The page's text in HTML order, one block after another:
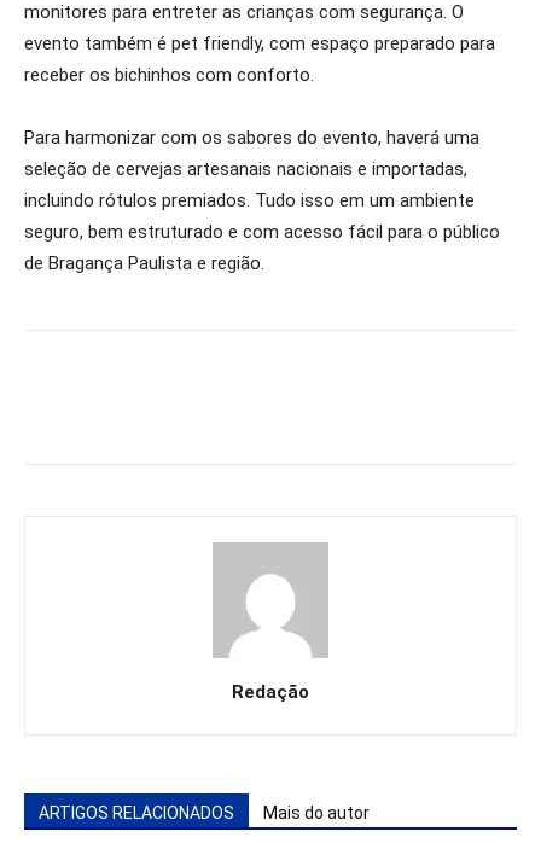
monitores para entreter as crianças com segurança. O
evento também é pet friendly, com espaço preparado para
receber os bichinhos com conforto.
Para harmonizar com os sabores do evento, haverá uma
seleção de cervejas artesanais nacionais e importadas,
incluindo rótulos premiados. Tudo isso em um ambiente
seguro, bem estruturado e com acesso fácil para o público
de Bragança Paulista e região.
Redação
ARTIGOS RELACIONADOS Mais do autor